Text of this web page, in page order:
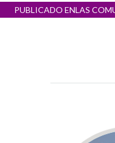
Navegación
de
PUBLICADO ENLAS